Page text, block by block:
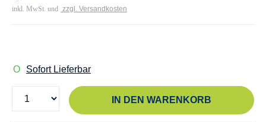
inkl. MwSt. und zzgl. Versandkosten
Sofort Lieferbar
IN DEN WARENKORB